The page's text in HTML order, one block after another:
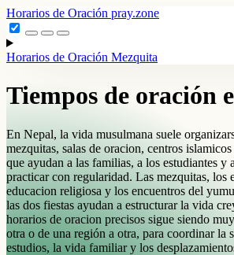
Horarios de Oración pray.zone
Horarios de Oración Mezquita
Tiempos de oración
En Nepal, la vida musulmana suele
mezquitas, salas de oracion, centros
que ayudan a las familias, a los estudiantes y
practicar con regularidad. Las mezquitas, los
educacion religiosa y los encuentros del
las dos fiestas ayudan a estructurar la vida
horarios de oracion precisos sigue siendo
otra o de una región a otra, para coordinar la
estudios, la vida familiar y los